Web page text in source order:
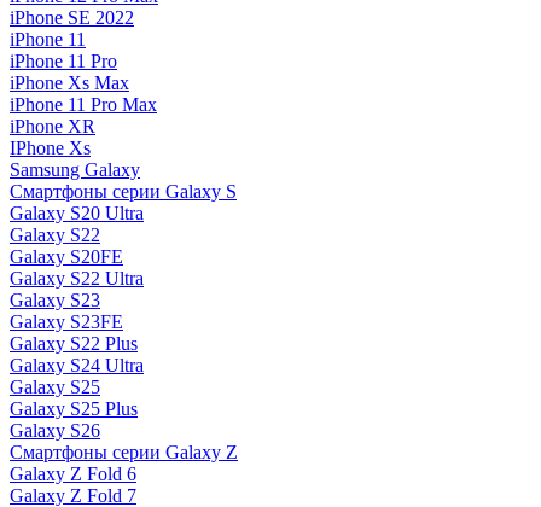
iPhone SE 2022
iPhone 11
iPhone 11 Pro
iPhone Xs Max
iPhone 11 Pro Max
iPhone XR
IPhone Xs
Samsung Galaxy
Смартфоны серии Galaxy S
Galaxy S20 Ultra
Galaxy S22
Galaxy S20FE
Galaxy S22 Ultra
Galaxy S23
Galaxy S23FE
Galaxy S22 Plus
Galaxy S24 Ultra
Galaxy S25
Galaxy S25 Plus
Galaxy S26
Смартфоны серии Galaxy Z
Galaxy Z Fold 6
Galaxy Z Fold 7